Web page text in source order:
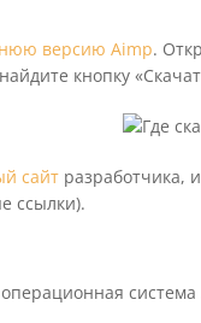
версию Aimp.
кнопку
сайт разработчика,
ссылки).
операционная